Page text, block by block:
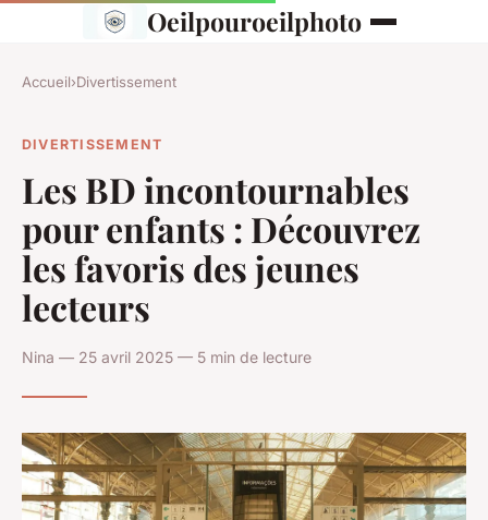
Oeilpouroeilphoto
Accueil›Divertissement
DIVERTISSEMENT
Les BD incontournables
pour enfants : Découvrez
les favoris des jeunes
lecteurs
Nina — 25 avril 2025 — 5 min de lecture